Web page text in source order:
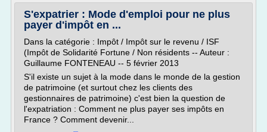
S'expatrier : Mode d'emploi pour ne plus
payer d'impôt en ...
Dans la catégorie : Impôt / Impôt sur le revenu / ISF
(Impôt de Solidarité Fortune / Non résidents -- Auteur :
Guillaume FONTENEAU -- 5 février 2013
S'il existe un sujet à la mode dans le monde de la gestion
de patrimoine (et surtout chez les clients des
gestionnaires de patrimoine) c'est bien la question de
l'expatriation : Comment ne plus payer ses impôts en
France ? Comment devenir...